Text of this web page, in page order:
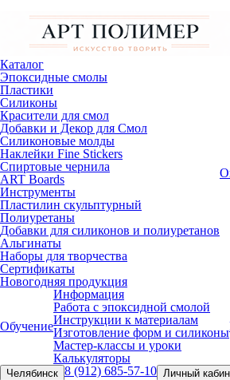
Каталог
Эпоксидные смолы
Пластики
Силиконы
Красители для смол
Добавки и Декор для Смол
Силиконовые молды
Наклейки Fine Stickers
Спиртовые чернила
ART Boards
Инструменты
Пластилин скульптурный
Полиуретаны
Добавки для силиконов и полиуретанов
Альгинаты
Наборы для творчества
Сертификаты
Новогодняя продукция
Обучение
Информация
Работа с эпоксидной смолой
Инструкции к материалам
Изготовление форм и силиконы
Мастер-классы и уроки
Калькуляторы
Челябинск 8 (912) 685-57-10 Личный